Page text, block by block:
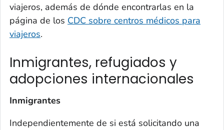
viajeros, además de dónde encontrarlas en la
página de los CDC sobre centros médicos para
viajeros.
Inmigrantes, refugiados y
adopciones internacionales
Inmigrantes
Independientemente de si está solicitando una